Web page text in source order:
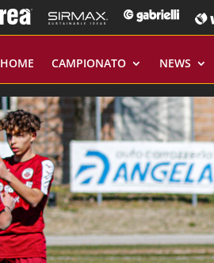
HOME CAMPIONATO NEWS